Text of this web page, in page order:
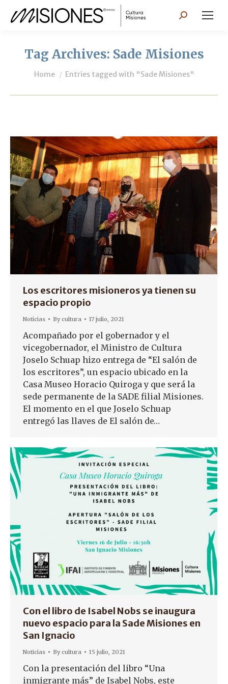
Search:
Tag Archives: Sade Misiones
You are here:
Home Entries tagged with "Sade Misiones"
Los escritores misioneros ya tienen su
espacio propio
Noticias Bycultura 17 julio, 2021
Acompañado por el gobernador y el
vicegobernador, el Ministro de Cultura
Joselo Schuap hizo entrega de “El salón de
los escritores”, un espacio ubicado en la
Casa Museo Horacio Quiroga y que será la
sede permanente de la SADE filial Misiones.
El momento en el que Joselo Schuap
entregó las llaves de El salón de…
Con el libro de Isabel Nobs se inaugura
nuevo espacio para la Sade Misiones en
San Ignacio
Noticias Bycultura 15 julio, 2021
Con la presentación del libro “Una
inmigrante más” de Isabel Nobs, este